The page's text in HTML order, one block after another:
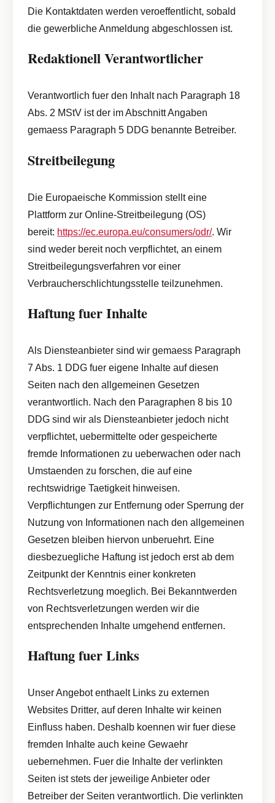
Die Kontaktdaten werden veroeffentlicht, sobald
die gewerbliche Anmeldung abgeschlossen ist.
Redaktionell Verantwortlicher
Verantwortlich fuer den Inhalt nach Paragraph 18
Abs. 2 MStV ist der im Abschnitt Angaben
gemaess Paragraph 5 DDG benannte Betreiber.
Streitbeilegung
Die Europaeische Kommission stellt eine
Plattform zur Online-Streitbeilegung (OS)
bereit: https://ec.europa.eu/consumers/odr/. Wir
sind weder bereit noch verpflichtet, an einem
Streitbeilegungsverfahren vor einer
Verbraucherschlichtungsstelle teilzunehmen.
Haftung fuer Inhalte
Als Diensteanbieter sind wir gemaess Paragraph
7 Abs. 1 DDG fuer eigene Inhalte auf diesen
Seiten nach den allgemeinen Gesetzen
verantwortlich. Nach den Paragraphen 8 bis 10
DDG sind wir als Diensteanbieter jedoch nicht
verpflichtet, uebermittelte oder gespeicherte
fremde Informationen zu ueberwachen oder nach
Umstaenden zu forschen, die auf eine
rechtswidrige Taetigkeit hinweisen.
Verpflichtungen zur Entfernung oder Sperrung der
Nutzung von Informationen nach den allgemeinen
Gesetzen bleiben hiervon unberuehrt. Eine
diesbezuegliche Haftung ist jedoch erst ab dem
Zeitpunkt der Kenntnis einer konkreten
Rechtsverletzung moeglich. Bei Bekanntwerden
von Rechtsverletzungen werden wir die
entsprechenden Inhalte umgehend entfernen.
Haftung fuer Links
Unser Angebot enthaelt Links zu externen
Websites Dritter, auf deren Inhalte wir keinen
Einfluss haben. Deshalb koennen wir fuer diese
fremden Inhalte auch keine Gewaehr
uebernehmen. Fuer die Inhalte der verlinkten
Seiten ist stets der jeweilige Anbieter oder
Betreiber der Seiten verantwortlich. Die verlinkten